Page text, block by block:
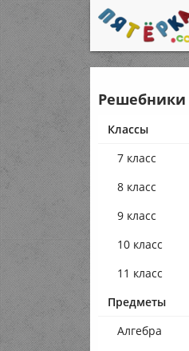
Решебники
Классы
7 класс
8 класс
9 класс
10 класс
11 класс
Предметы
Алгебра